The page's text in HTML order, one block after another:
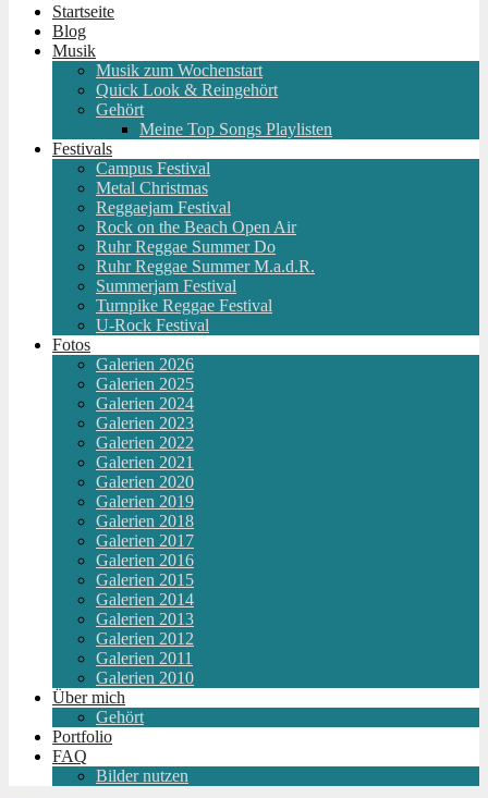
Startseite
Blog
Musik
Musik zum Wochenstart
Quick Look & Reingehört
Gehört
Meine Top Songs Playlisten
Festivals
Campus Festival
Metal Christmas
Reggaejam Festival
Rock on the Beach Open Air
Ruhr Reggae Summer Do
Ruhr Reggae Summer M.a.d.R.
Summerjam Festival
Turnpike Reggae Festival
U-Rock Festival
Fotos
Galerien 2026
Galerien 2025
Galerien 2024
Galerien 2023
Galerien 2022
Galerien 2021
Galerien 2020
Galerien 2019
Galerien 2018
Galerien 2017
Galerien 2016
Galerien 2015
Galerien 2014
Galerien 2013
Galerien 2012
Galerien 2011
Galerien 2010
Über mich
Gehört
Portfolio
FAQ
Bilder nutzen